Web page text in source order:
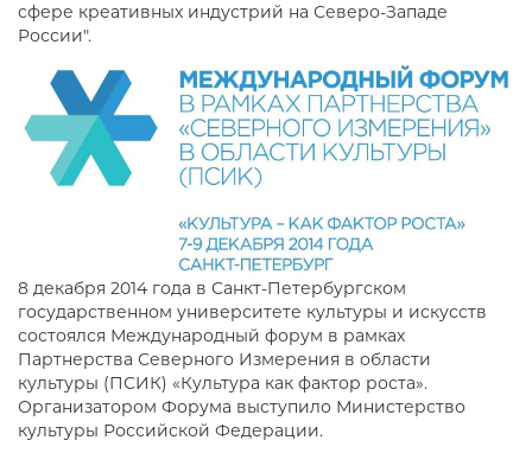
сфере креативных индустрий на Северо-Западе
России".
8 декабря 2014 года в Санкт-Петербургском
государственном университете культуры и искусств
состоялся Международный форум в рамках
Партнерства Северного Измерения в области
культуры (ПСИК) «Культура как фактор роста».
Организатором Форума выступило Министерство
культуры Российской Федерации.